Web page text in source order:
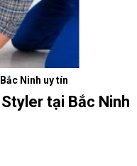
Ninh uy tín
tại Bắc Ninh